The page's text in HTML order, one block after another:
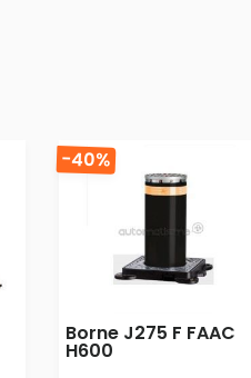
Borne J275 F FAAC
H600
-40%